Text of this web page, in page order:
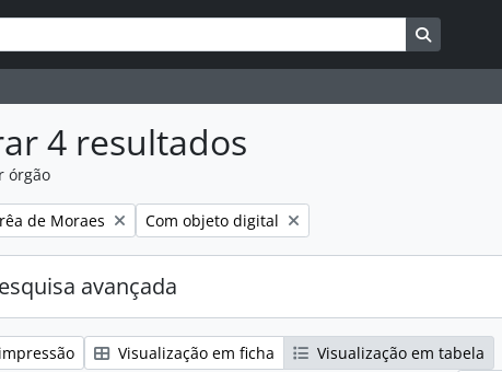
Busque
4 resultados
órgão
de Moraes Remover filtro:
Com objeto digital
avançada
Visualização em ficha
Visualização em tabela